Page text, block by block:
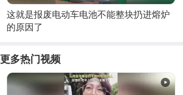
这就是报废电动车电池不能整块扔进熔炉
的原因了
更多热门视频